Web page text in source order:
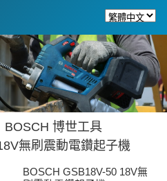
BOSCH 博世工具
無刷震動電鑽起子機
BOSCH GSB18V-50 18V無